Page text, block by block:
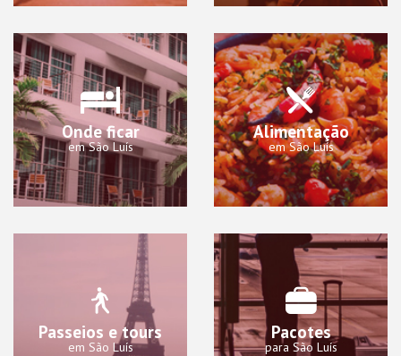
Onde ficar
em São Luís
Alimentação
em São Luís
Passeios e tours
em São Luís
Pacotes
para São Luís